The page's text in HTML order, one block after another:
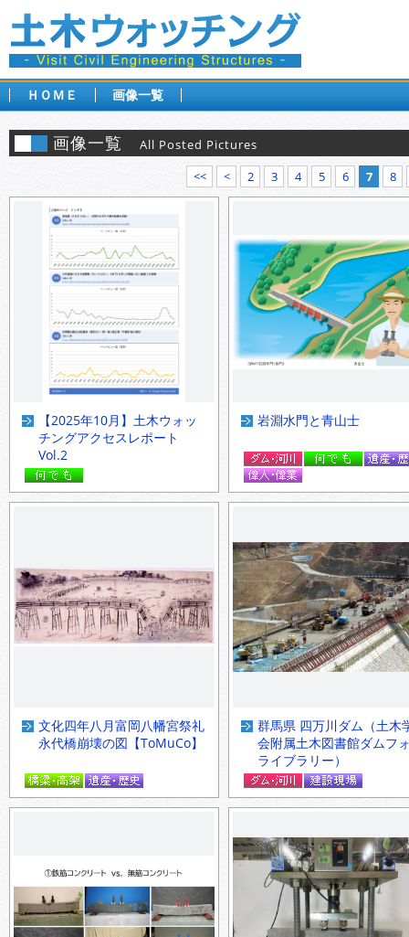
ＨＯＭＥ 画像一覧
画像一覧
All Posted Pictures
<<
< 2 3 4 5 6 7 8
【2025年10月】土木ウォッ
チングアクセスレポート
Vol.2
岩淵水門と青山士
文化四年八月富岡八幡宮祭礼
永代橋崩壊の図【ToMuCo】
群馬県 四万川ダム（土木
会附属土木図書館ダムフ
ライブラリー）